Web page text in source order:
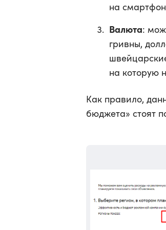
на
Валюта:
гривны,
на которую
Как правило,
бюджета» стоят